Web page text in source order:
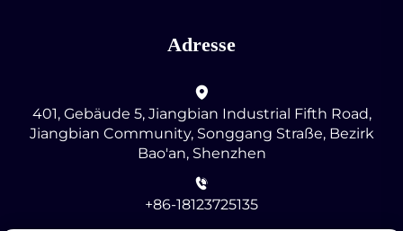
Adresse
401, Gebäude 5, Jiangbian Industrial Fifth Road,
Jiangbian Community, Songgang Straße, Bezirk
Bao'an, Shenzhen
+86-18123725135